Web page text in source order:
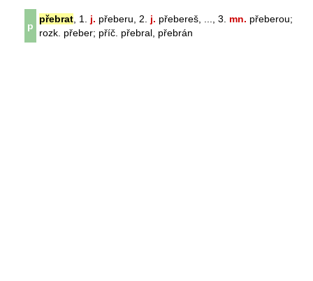
p
přebrat , 1. j. přeberu, 2. j. přebereš, ..., 3. mn. přeberou;
rozk. přeber; příč. přebral, přebrán